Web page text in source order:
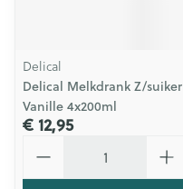
Delical
Delical Melkdrank Z/suiker
Vanille 4x200ml
€ 12,95